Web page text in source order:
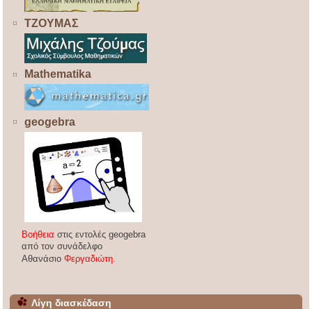
ΤΖΟΥΜΑΣ
Mathematika
geogebra
Βοήθειαστις εντολές geogebra
από τον συνάδελφο
ΑθανάσιοΦεργαδιώτη
Λίγη διασκέδαση